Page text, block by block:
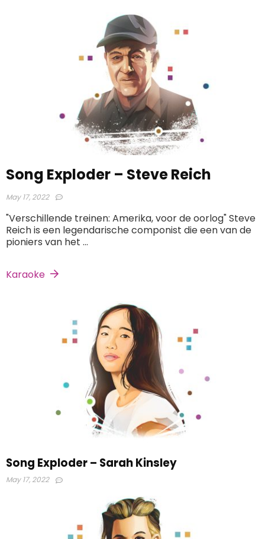
Song Exploder – Steve Reich
May 17, 2022
"Verschillende treinen: Amerika, voor de oorlog" Steve
Reich is een legendarische componist die een van de
pioniers van het ...
Karaoke
Song Exploder – Sarah Kinsley
May 17, 2022